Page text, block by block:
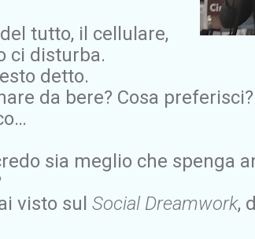
tutto, il cellulare,
ci disturba.
detto.
da bere? Cosa preferisci?
sia meglio che spenga
visto sul Social Dreamwork,